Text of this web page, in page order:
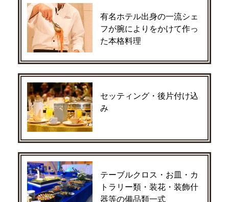
有名ホテル出身の一流シェ
フが腕によりをかけて作っ
た本格料理
セッティング・後片付け込
み
テーブルクロス・お皿・カ
トラリー類・装花・装飾什
器等の備品類一式